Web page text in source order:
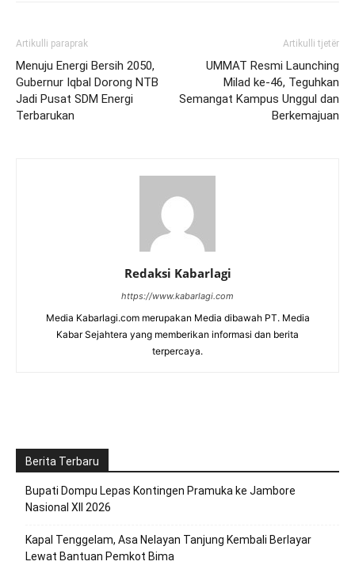
Artikulli paraprak
Menuju Energi Bersih 2050,
Gubernur Iqbal Dorong NTB
Jadi Pusat SDM Energi
Terbarukan
Artikulli tjetër
UMMAT Resmi Launching
Milad ke-46, Teguhkan
Semangat Kampus Unggul dan
Berkemajuan
Redaksi Kabarlagi
https://www.kabarlagi.com
Media Kabarlagi.com merupakan Media dibawah PT. Media
Kabar Sejahtera yang memberikan informasi dan berita
terpercaya.
Berita Terbaru
Bupati Dompu Lepas Kontingen Pramuka ke Jambore
Nasional XII 2026
Kapal Tenggelam, Asa Nelayan Tanjung Kembali Berlayar
Lewat Bantuan Pemkot Bima